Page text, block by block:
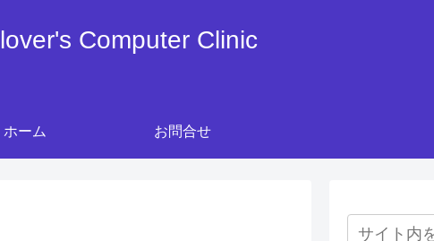
Computer Clinic
ホーム お問合せ